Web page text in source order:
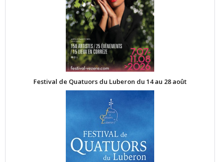
Festival de Quatuors du Luberon du 14 au 28 août